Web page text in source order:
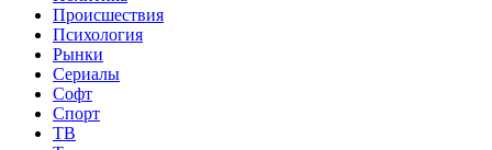
Происшествия
Психология
Рынки
Сериалы
Софт
Спорт
ТВ